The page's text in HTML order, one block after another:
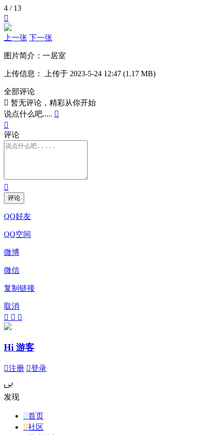
4 / 13

上一张 下一张
图片简介： 一居室
上传信息： 上传于 2023-5-24 12:47 (1.17 MB)
全部评论
 暂无评论，精彩从你开始
说点什么吧..... 

评论

评论
QQ好友
QQ空间
微博
微信
复制链接
取消
  
Hi 游客
注册 登录
ﰉ
发现
首页
社区